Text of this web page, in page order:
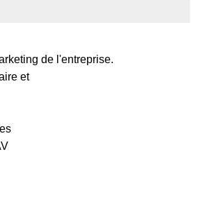
de l'entreprise.
et